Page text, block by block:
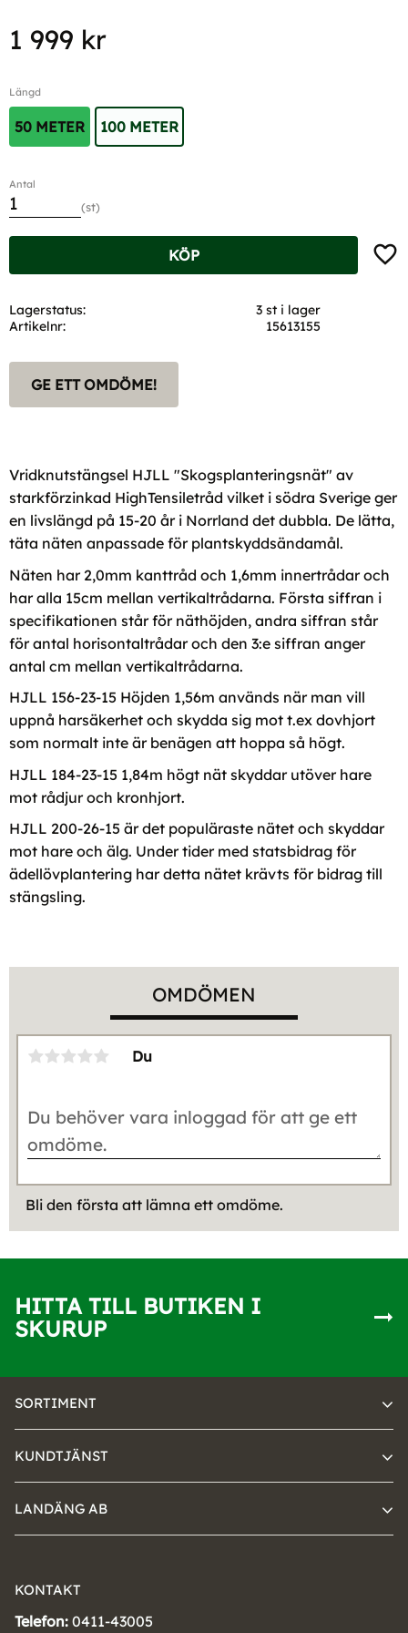
1 999 kr
Längd
50 METER 100 METER
Antal
st
KÖP
Lagerstatus
3 st i lager
Artikelnr
15613155
GE ETT OMDÖME!
Vridknutstängsel HJLL "Skogsplanteringsnät" av
starkförzinkad HighTensiletråd vilket i södra Sverige ger
en livslängd på 15-20 år i Norrland det dubbla. De lätta,
täta näten anpassade för plantskyddsändamål.
Näten har 2,0mm kanttråd och 1,6mm innertrådar och
har alla 15cm mellan vertikaltrådarna. Första siffran i
specifikationen står för näthöjden, andra siffran står
för antal horisontaltrådar och den 3:e siffran anger
antal cm mellan vertikaltrådarna.
HJLL 156-23-15 Höjden 1,56m används när man vill
uppnå harsäkerhet och skydda sig mot t.ex dovhjort
som normalt inte är benägen att hoppa så högt.
HJLL 184-23-15 1,84m högt nät skyddar utöver hare
mot rådjur och kronhjort.
HJLL 200-26-15 är det populäraste nätet och skyddar
mot hare och älg. Under tider med statsbidrag för
ädellövplantering har detta nätet krävts för bidrag till
stängsling.
OMDÖMEN
Du
Bli den första att lämna ett omdöme.
HITTA TILL BUTIKEN I
SKURUP
SORTIMENT
KUNDTJÄNST
LANDÄNG AB
KONTAKT
Telefon: 0411-43005